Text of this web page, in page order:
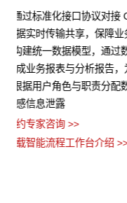
• 快速编排适配的 AI 能
• 将 AI 能力与业务流程
评估等场景中发挥作用
预约专家咨询 >>
下载智能流程工作台介绍